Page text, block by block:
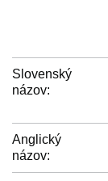
Slovenský
názov:
Anglický
názov: